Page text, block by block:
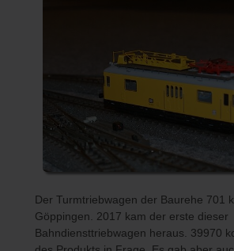
Der Turmtriebwagen der Baurehe 701
Göppingen. 2017 kam der erste dieser
Bahndiensttriebwagen heraus. 39970